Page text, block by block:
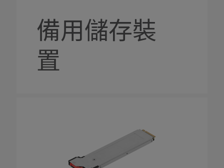
備用儲存裝
置